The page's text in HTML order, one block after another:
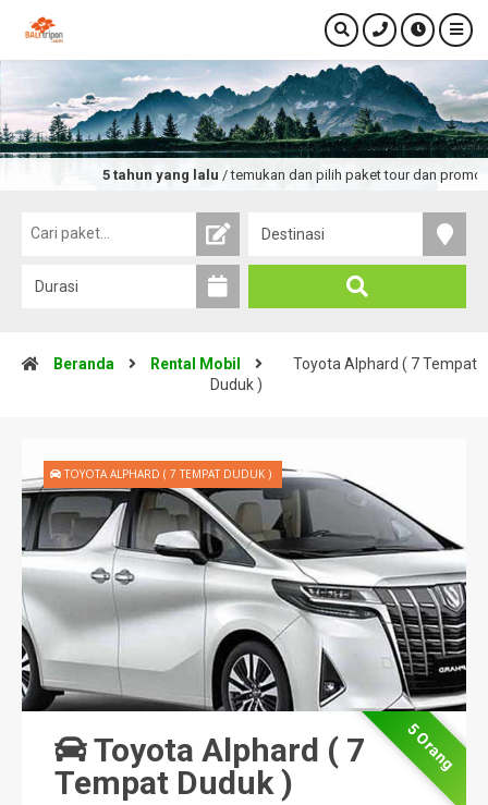
5 tahun yang lalu/ temukan dan pilih paket tour dan promo wisata
Beranda Rental Mobil
Toyota Alphard ( 7 Tempat
Duduk )
TOYOTA ALPHARD ( 7 TEMPAT DUDUK )
Toyota Alphard ( 7
Tempat Duduk )
5 Orang